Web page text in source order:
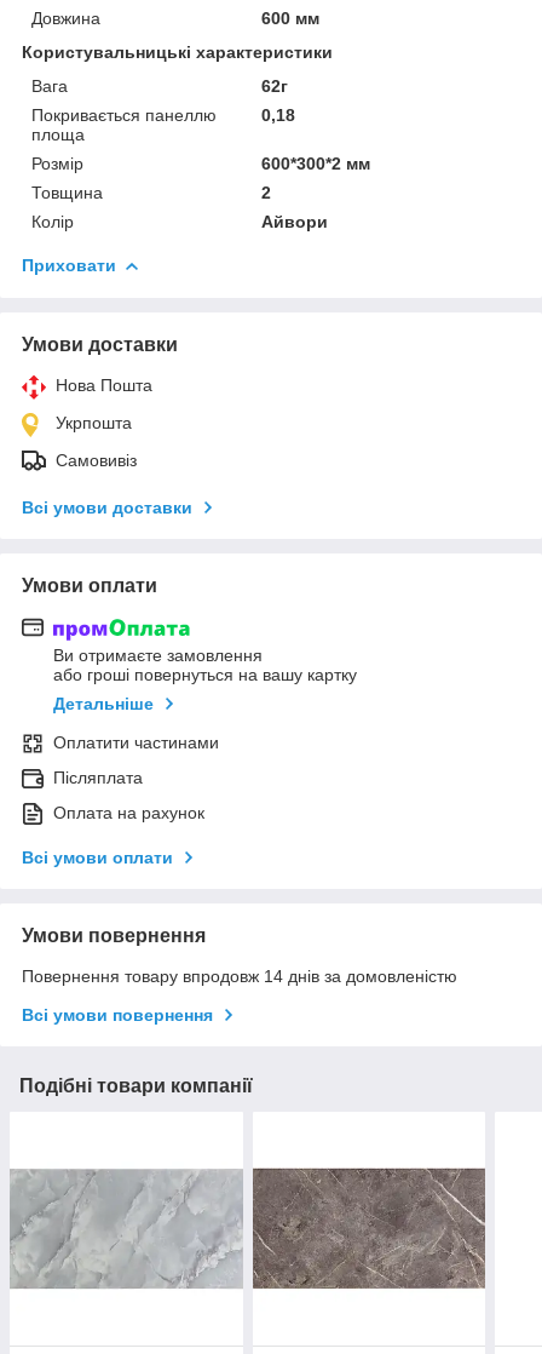
Довжина
600 мм
Користувальницькі характеристики
Вага
62г
Покривається панеллю
площа
0,18
Розмір
600*300*2 мм
Товщина
2
Колір
Айвори
Приховати
Умови доставки
Нова Пошта
Укрпошта
Самовивіз
Всі умови доставки
Умови оплати
Ви отримаєте замовлення
або гроші повернуться на вашу картку
Детальніше
Оплатити частинами
Післяплата
Оплата на рахунок
Всі умови оплати
Умови повернення
Повернення товару впродовж 14 днів за домовленістю
Всі умови повернення
Подібні товари компанії